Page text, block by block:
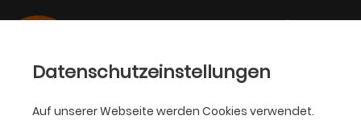
Datenschutzeinstellungen
Auf unserer Webseite werden Cookies verwendet.